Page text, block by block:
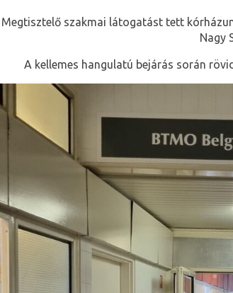
Megtisztelő szakmai látogatást tett
Nagy
A kellemes hangulatú bejárás során